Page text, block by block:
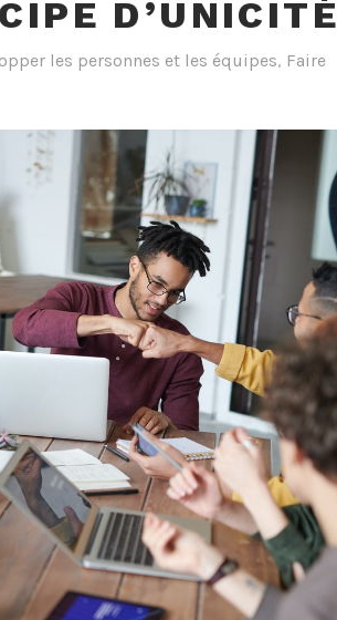
D’UNICITÉ
les personnes et les équipes, Faire